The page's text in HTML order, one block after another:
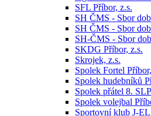
SFL Příbor, z.s.
SH ČMS - Sbor
SH ČMS - Sbor
SH-ČMS - Sbor
SKDG Příbor, z.s.
Skrojek, z.s.
Spolek Fortel
Spolek hudebníků
Spolek přátel 8. SLP
Spolek volejbal
Sportovní klub J-